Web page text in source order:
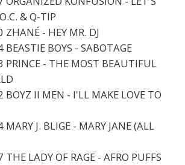
& Q-TIP
- HEY MR. DJ
BOYS - SABOTAGE
- THE MOST BEAUTIFUL
II MEN - I'LL MAKE LOVE TO
J. BLIGE - MARY JANE (ALL
LADY OF RAGE - AFRO PUFFS